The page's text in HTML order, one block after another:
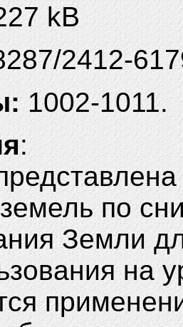
kB
2412-
1002-1011.
:
по
Земли
на